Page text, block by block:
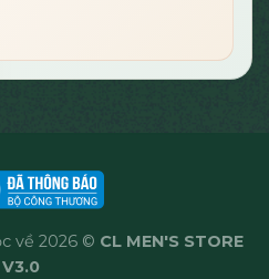
về 2026 © CL MEN'S STORE
V3.0